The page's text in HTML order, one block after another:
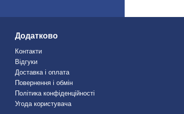
Додатково
Контакти
Відгуки
Доставка і оплата
Повернення і обмін
Політика конфіденційності
Угода користувача